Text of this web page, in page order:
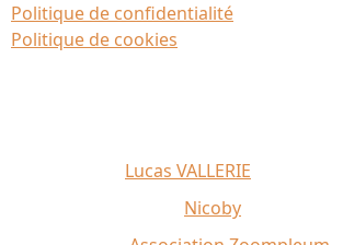
Politique de confidentialité
Politique de cookies
Lucas VALLERIE
Nicoby